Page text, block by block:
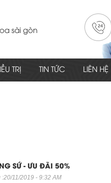
sài gòn
Gòn Quốc
TRỊ TIN TỨC LIÊN HỆ
SỨ - ƯU ĐÃI 50%
11/2019 - 9:32 AM